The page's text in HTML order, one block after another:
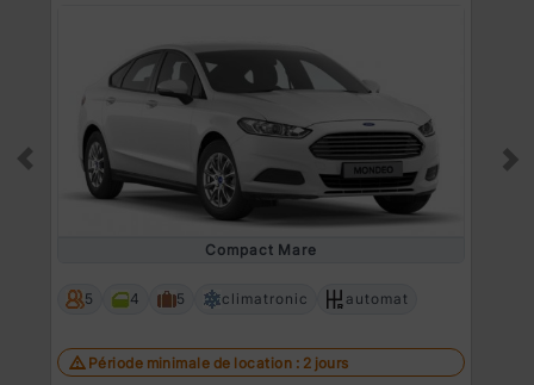
Compact Mare
5 4 5 climatronic automat
Période minimale de location : 2 jours